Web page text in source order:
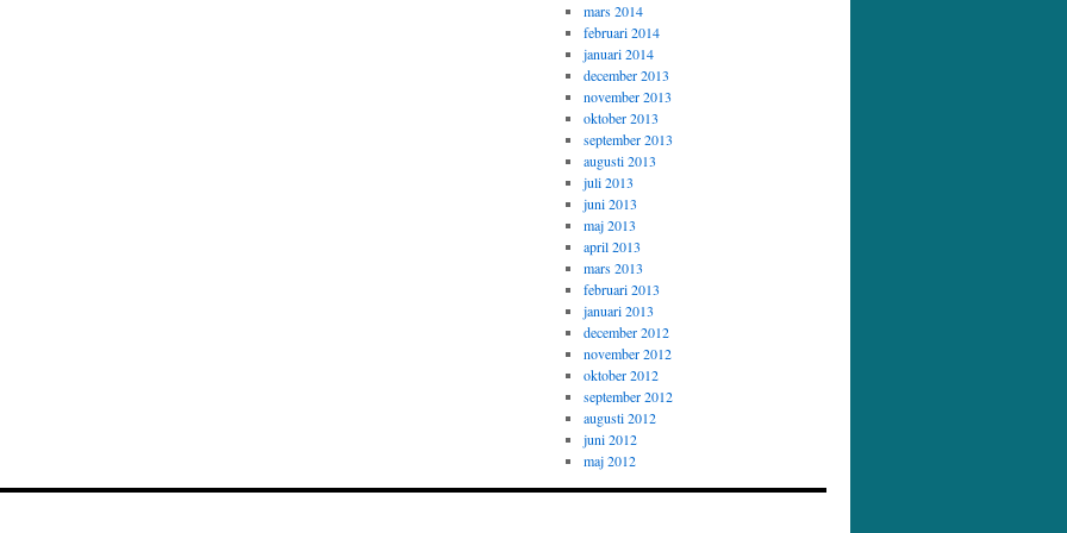
mars 2014
februari 2014
januari 2014
december 2013
november 2013
oktober 2013
september 2013
augusti 2013
juli 2013
juni 2013
maj 2013
april 2013
mars 2013
februari 2013
januari 2013
december 2012
november 2012
oktober 2012
september 2012
augusti 2012
juni 2012
maj 2012